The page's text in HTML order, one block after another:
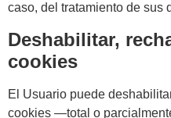
caso, del tratamiento de sus
Deshabilitar,
cookies
El Usuario puede
cookies —total o